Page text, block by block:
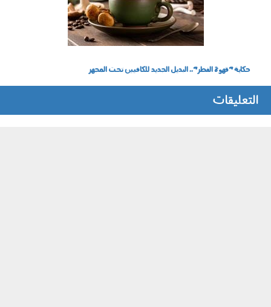
حكاية "قهوة الفطر".. البديل الجديد للكافيين تحت المجهر
التعليقات